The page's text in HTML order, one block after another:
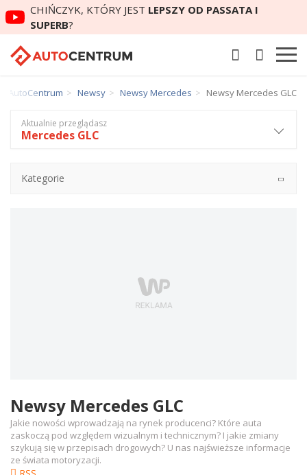
CHIŃCZYK, KTÓRY JEST LEPSZY OD PASSATA I
SUPERB?
AutoCentrum Newsy Newsy Mercedes Newsy Mercedes GLC
Newsy Mercedes GLC
Jakie nowości wprowadzają na rynek producenci? Które auta
zaskoczą pod względem wizualnym i technicznym? I jakie zmiany
szykują się w przepisach drogowych? U nas najświeższe informacje
ze świata motoryzacji.
Aktualnie przeglądasz
Mercedes GLC
Kategorie